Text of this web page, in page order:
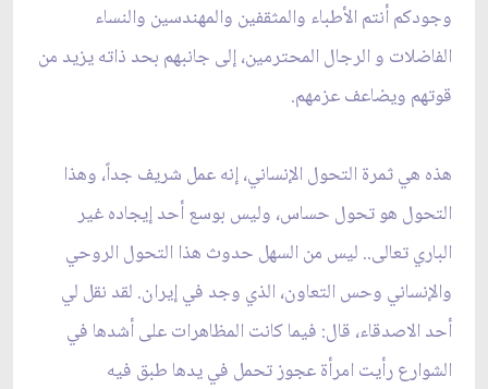
وجودكم أنتم الأطباء والمثقفين والمهندسين والنساء
الفاضلات و الرجال المحترمين، إلى جانبهم بحد ذاته يزيد من
قوتهم ويضاعف عزمهم.
هذه هي ثمرة التحول الإنساني، إنه عمل شريف جداً، وهذا
التحول هو تحول حساس، وليس بوسع أحد إيجاده غير
الباري تعالى.. ليس من السهل حدوث هذا التحول الروحي
والإنساني وحس التعاون، الذي وجد في إيران. لقد نقل لي
أحد الاصدقاء، قال: فيما كانت المظاهرات على أشدها في
الشوارع رأيت امرأة عجوز تحمل في يدها طبق فيه